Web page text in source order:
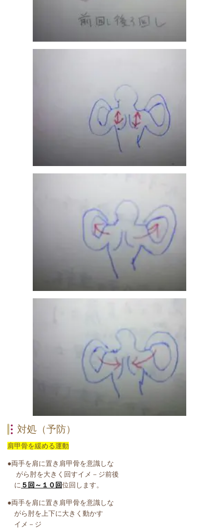
対処（予防）
肩甲骨を緩める運動
●両手を肩に置き肩甲骨を意識しな
がら肘を大きく回すイメ－ジ前後
に ５回～１０回位回します。
●両手を肩に置き肩甲骨を意識しな
がら肘を上下に大きく動かす
イメ－ジ